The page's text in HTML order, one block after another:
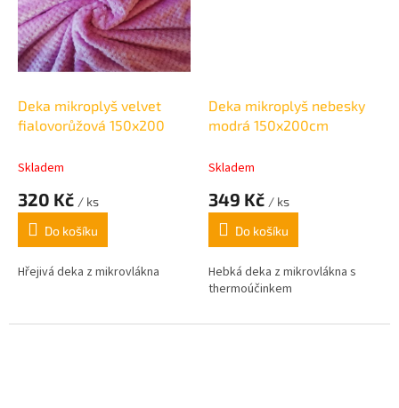
Deka mikroplyš velvet
fialovorůžová 150x200
Skladem
320 Kč / ks
Do košíku
Hřejivá deka z mikrovlákna
Deka mikroplyš nebesky
modrá 150x200cm
Skladem
349 Kč / ks
Do košíku
Hebká deka z mikrovlákna s
thermoúčinkem